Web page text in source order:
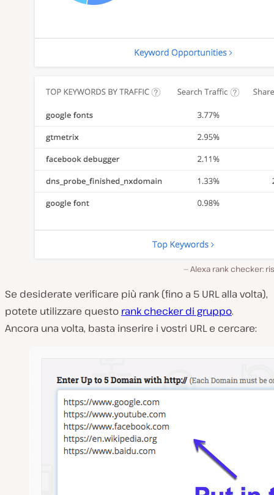
Alexa rank checker:
Se desiderate verificare più rank (fino a 5 URL alla volta),
potete utilizzare questo rank checker di gruppo.
Ancora una volta, basta inserire i vostri URL e cercare: